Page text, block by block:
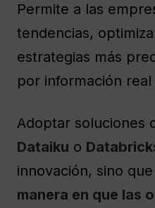
Permite a las
tendencias,
estrategias más
por información
Adoptar soluciones
Dataiku o
innovación, sino que
manera en que las